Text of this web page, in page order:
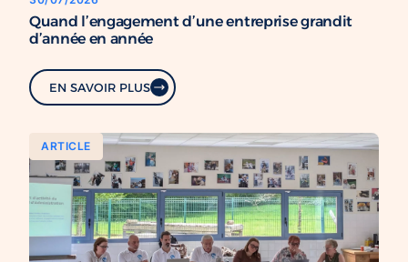
Quand l’engagement d’une entreprise grandit
d’année en année
EN SAVOIR PLUS
ARTICLE